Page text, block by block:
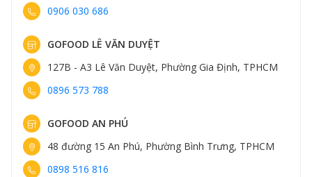
Chất liệu gang cao cấp mang lại những tính năng vượt
0906 030 686
GOFOOD LÊ VĂN DUYỆT
127B - A3 Lê Văn Duyệt, Phường Gia Định, TPHCM
0896 573 788
GOFOOD AN PHÚ
48 đường 15 An Phú, Phường Bình Trưng, TPHCM
0898 516 816